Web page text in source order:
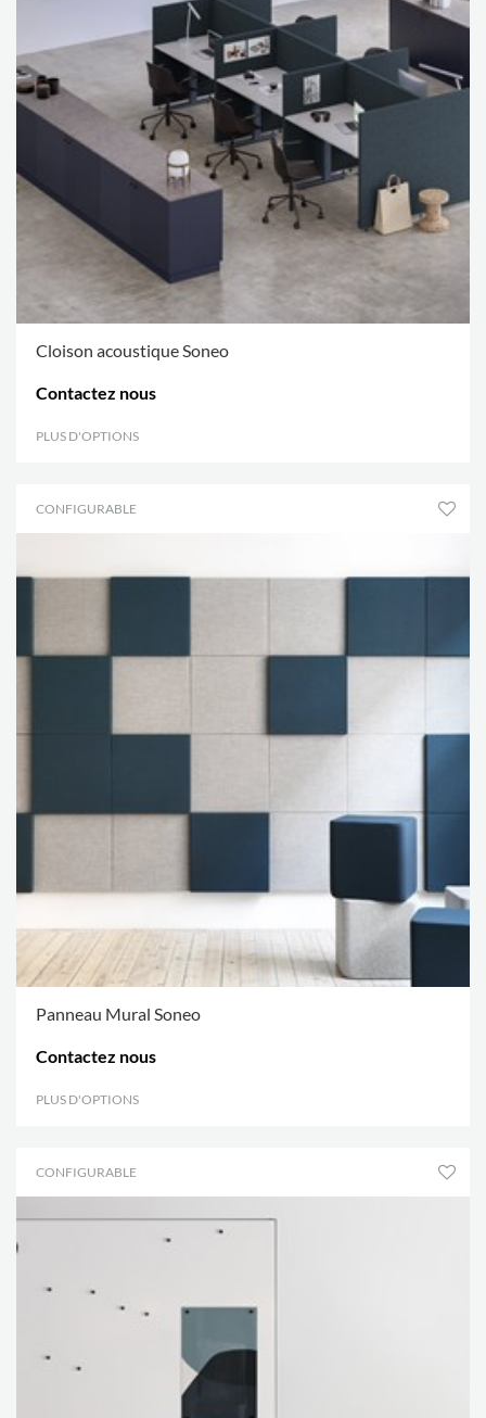
Cloison acoustique Soneo
Contactez nous
PLUS D'OPTIONS
CONFIGURABLE
Panneau Mural Soneo
Contactez nous
PLUS D'OPTIONS
CONFIGURABLE